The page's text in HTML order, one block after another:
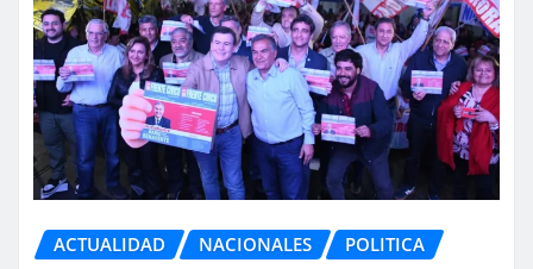
ACTUALIDAD NACIONALES POLITICA